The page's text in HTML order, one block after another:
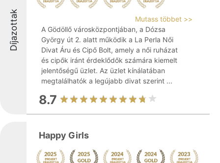
Díjazottak
Mutass többet >>
A Gödöllő városközpontjában, a Dózsa
György út 2. alatt működik a La Perla Női
Divat Áru és Cipő Bolt, amely a női ruházat
és cipők iránt érdeklődők számára kiemelt
jelentőségű üzlet. Az üzlet kínálatában
megtalálhatók a legújabb divat szerint ...
8.7
Happy Girls